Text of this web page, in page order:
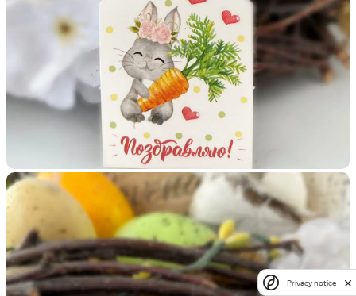
Privacy notice